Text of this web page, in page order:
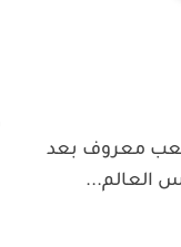
لعب معروف بعد
العالم...